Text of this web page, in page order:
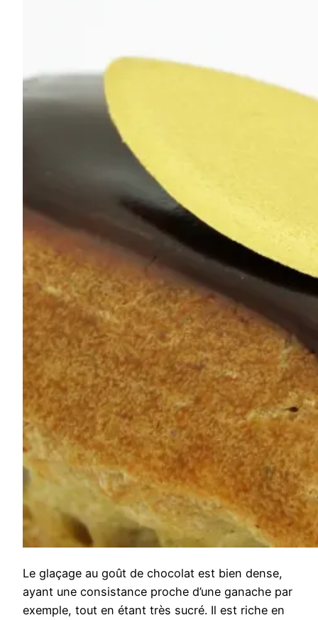
Le glaçage au goût de chocolat est bien dense,
ayant une consistance proche d’une ganache par
exemple, tout en étant très sucré. Il est riche en